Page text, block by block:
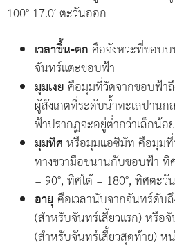
100° 17.0′ ตะวันออก
เวลาขึ้น-ตกคือจังหวะที่ขอบ
จันทร์แตะขอบฟ้า
มุมเงยคือมุมที่วัดจากขอบฟ้า
ผู้สังเกตที่ระดับน้ำทะเลปาน
ฟ้าปรากฏจะอยู่ต่ำกว่าเล็กน้อ
มุมทิศหรือมุมแอซิมัท คือมุม
ทางขวามือขนานกับขอบฟ้า
= 90°, ทิศใต้ = 180°, ทิศตะวั
อายุคือเวลานับจากจันทร์ดับ
(สำหรับจันทร์เสี้ยวแรก) หรือ
(สำหรับจันทร์เสี้ยวสุดท้าย) ห